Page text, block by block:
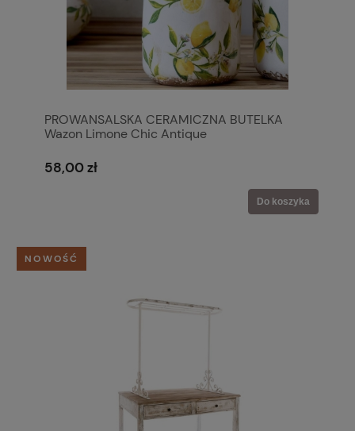
PROWANSALSKA CERAMICZNA BUTELKA
Wazon Limone Chic Antique
58,00 zł
Do koszyka
NOWOŚĆ